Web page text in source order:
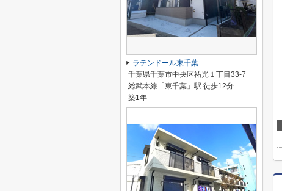
ラテンドール東千葉
千葉県千葉市中央区祐光１丁目33-7
総武本線「東千葉」駅 徒歩12分
築1年